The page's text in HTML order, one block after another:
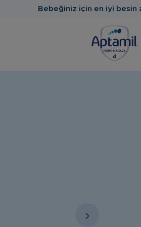
Bebeğiniz için en iyi besin